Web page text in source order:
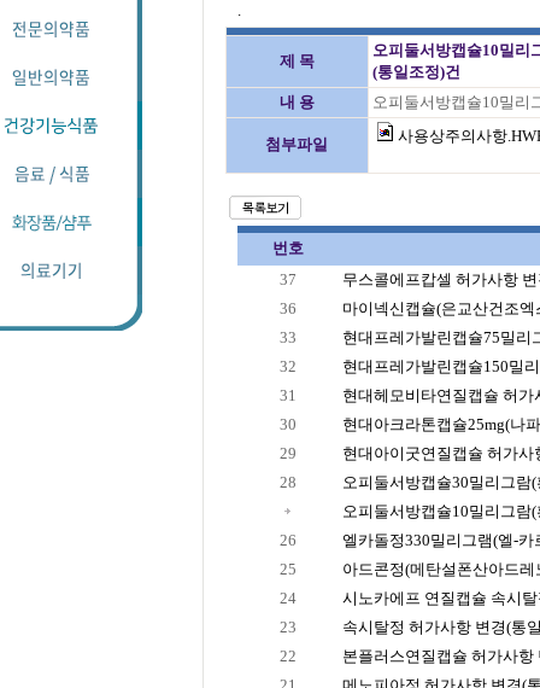
.
제 목
오피둘서방캡슐10밀리
(통일조정)건
내 용
오피둘서방캡슐10밀리
첨부파일 사용상주의사항
번호
37
무스콜에프캅셀 허가사항
36
마이넥신캡슐(은교산건조
33
현대프레가발린캡슐75밀리
32
현대프레가발린캡슐150밀
31
현대헤모비타연질캡슐 허
30
현대아크라톤캡슐25mg(나
29
현대아이굿연질캡슐 허가사
28
오피둘서방캡슐30밀리그람
오피둘서방캡슐10밀리그람
26
엘카돌정330밀리그램(엘-카
25
아드콘정(메탄설폰산아드
24
시노카에프 연질캡슐 속시
23
속시탈정 허가사항 변경(통
22
본플러스연질캡슐 허가사항